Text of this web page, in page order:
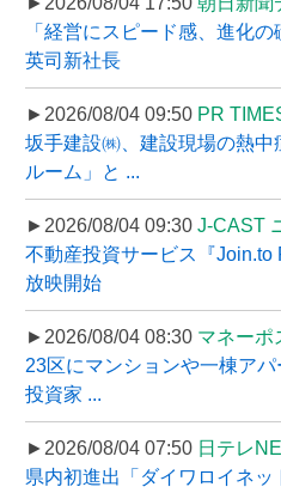
「経営にスピード感、進化
英司新社長
►2026/08/04 09:50 PR
坂手建設㈱、建設現場の熱
ルーム」と ...
►2026/08/04 09:30 J-CAST
不動産投資サービス『Join.to
放映開始
►2026/08/04 08:30 マネーポ
23区にマンションや一棟ア
投資家 ...
►2026/08/04 07:50 日テレ
県内初進出「ダイワロイネ